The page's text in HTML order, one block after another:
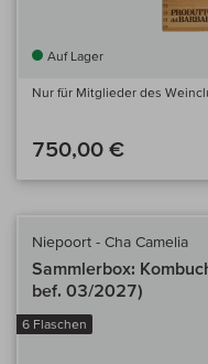
Auf Lager
Nur für Mitglieder des
750,00 €
Niepoort - Cha Camelia
Sammlerbox:
bef. 03/2027)
6 Flaschen